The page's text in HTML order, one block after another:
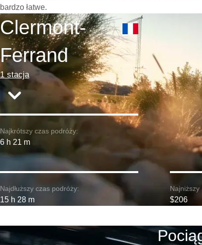
bardzo łatwe.
Clermont-
Ferrand
1 stacja
Najkrótszy czas podróży:
6 h 21 m
Najdłuższy czas podróży:
15 h 28 m
Najniższy
$206